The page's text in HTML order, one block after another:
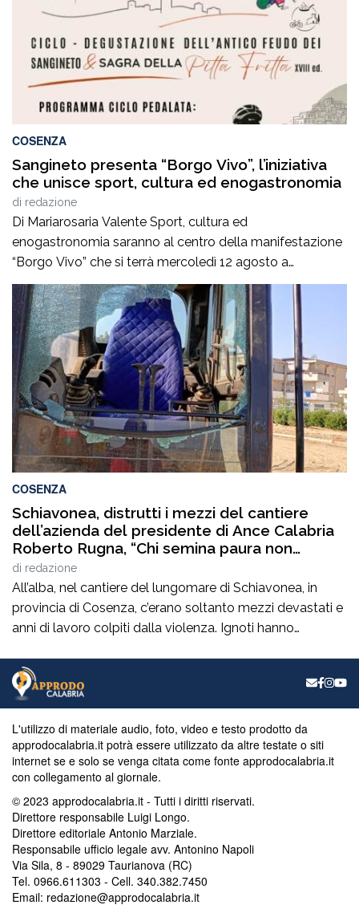
COSENZA
Sangineto presenta “Borgo Vivo”, l’iniziativa
che unisce sport, cultura ed enogastronomia
di redazione
Di Mariarosaria Valente Sport, cultura ed
enogastronomia saranno al centro della manifestazione
“Borgo Vivo” che si terrà mercoledì 12 agosto a
Sangineto, nel cosentino. L’evento, promosso dalla
locale Peo Loco e frutto di una significativa sinergia tra
Istituzioni locali e regionali, unirà la Ciclo-Degustazione
dell’Antico Feudo dei Sangineto alla diciottesima
edizione della Sagra della Pitta […]
COSENZA
Schiavonea, distrutti i mezzi del cantiere
dell’azienda del presidente di Ance Calabria
Roberto Rugna, “Chi semina paura non
fermerà il lavoro onesto”
di redazione
All’alba, nel cantiere del lungomare di Schiavonea, in
provincia di Cosenza, c’erano soltanto mezzi devastati e
anni di lavoro colpiti dalla violenza. Ignoti hanno
Gas S.r.l., l’azienda guidata dal presidente di Ance
Calabria, Roberto Rugna, impegnata nei lavori di
convogliamento delle acque bianche. Un gesto che va
[…]
L'utilizzo di materiale audio, foto, video e testo prodotto da
approdocalabria.it potrà essere utilizzato da altre testate o siti
internet se e solo se venga citata come fonte approdocalabria.it
con collegamento al giornale.
© 2023 approdocalabria.it - Tutti i diritti riservati.
Direttore responsabile Luigi Longo.
Direttore editoriale Antonio Marziale.
Responsabile ufficio legale avv. Antonino Napoli
Via Sila, 8 - 89029 Taurianova (RC)
Tel. 0966.611303 - Cell. 340.382.7450
Email: redazione@approdocalabria.it